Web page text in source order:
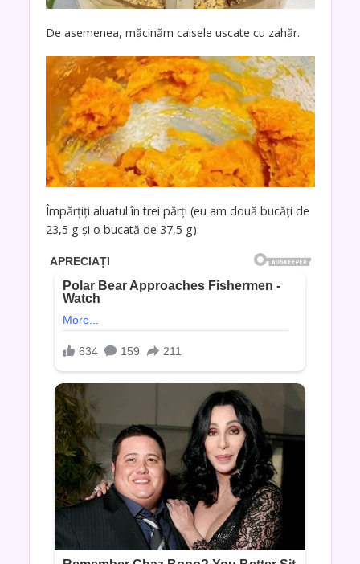
De asemenea, măcinăm caisele uscate cu zahăr.
Împărțiți aluatul în trei părți (eu am două bucăți de
23,5 g și o bucată de 37,5 g).